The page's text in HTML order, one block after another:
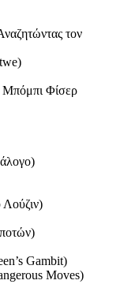
τον
Φίσερ
Gambit)
Moves)